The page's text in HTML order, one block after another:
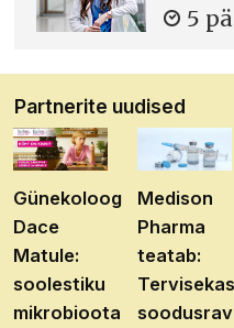
5
Partnerite uudised
Günekoloog
Dace
Matule:
soolestiku
mikrobioota
Medison
Pharma
teatab: